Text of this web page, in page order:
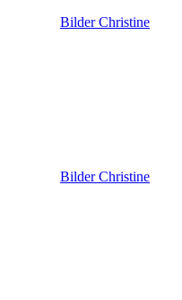
Bilder Christine
Bilder Christine